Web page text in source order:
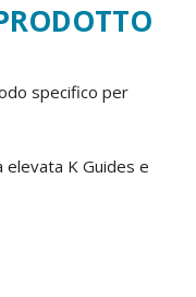
specifico per
elevata K Guides e